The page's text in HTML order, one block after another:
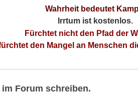
Wahrheit bedeutet
Irrtum ist kostenlos.
Fürchtet nicht den Pfad der
den Mangel an Menschen
Forum schreiben.